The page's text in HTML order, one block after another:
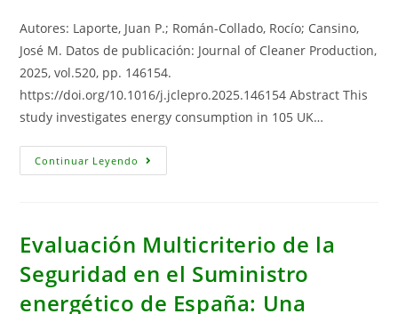
Autores: Laporte, Juan P.; Román-Collado, Rocío; Cansino,
José M. Datos de publicación: Journal of Cleaner Production,
2025, vol.520, pp. 146154.
https://doi.org/10.1016/j.jclepro.2025.146154 Abstract This
study investigates energy consumption in 105 UK…
Continuar Leyendo Enhancing
Sustainability
Consumption
Patterns
UK
Universities
Evaluación Multicriterio de la
Seguridad en el Suministro
energético de España: Una